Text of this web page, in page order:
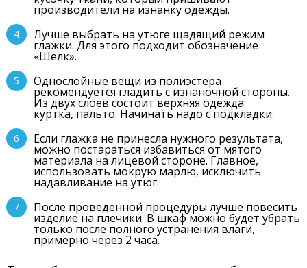
производители на изнанку одежды.
Лучше выбрать на утюге щадящий режим
глажки. Для этого подходит обозначение
«Шелк».
Однослойные вещи из полиэстера
рекомендуется гладить с изнаночной стороны.
Из двух слоев состоит верхняя одежда:
куртка, пальто. Начинать надо с подкладки.
Если глажка не принесла нужного результата,
можно постараться избавиться от мятого
материала на лицевой стороне. Главное,
использовать мокрую марлю, исключить
надавливание на утюг.
После проведенной процедуры лучше повесить
изделие на плечики. В шкаф можно будет убрать
только после полного устранения влаги,
примерно через 2 часа.